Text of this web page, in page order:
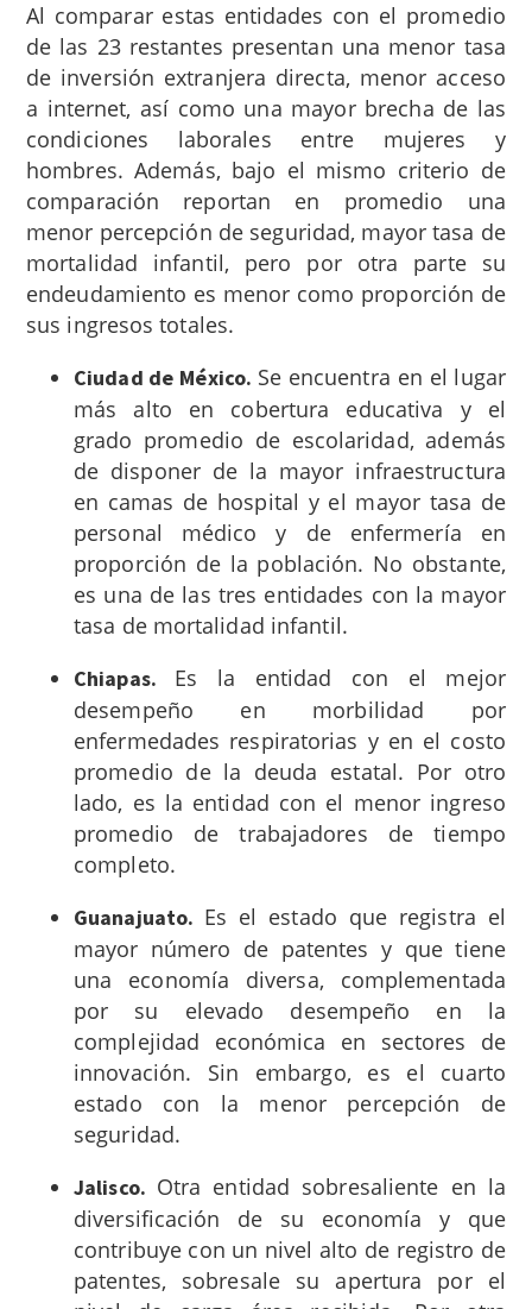
Al comparar estas entidades con el promedio
de las 23 restantes presentan una menor tasa
de inversión extranjera directa, menor acceso
a internet, así como una mayor brecha de las
condiciones laborales entre mujeres y
hombres. Además, bajo el mismo criterio de
comparación reportan en promedio una
menor percepción de seguridad, mayor tasa de
mortalidad infantil, pero por otra parte su
endeudamiento es menor como proporción de
sus ingresos totales.
Ciudad de México. Se encuentra en el lugar
más alto en cobertura educativa y el
grado promedio de escolaridad, además
de disponer de la mayor infraestructura
en camas de hospital y el mayor tasa de
personal médico y de enfermería en
proporción de la población. No obstante,
es una de las tres entidades con la mayor
tasa de mortalidad infantil.
Chiapas. Es la entidad con el mejor
desempeño en morbilidad por
enfermedades respiratorias y en el costo
promedio de la deuda estatal. Por otro
lado, es la entidad con el menor ingreso
promedio de trabajadores de tiempo
completo.
Guanajuato. Es el estado que registra el
mayor número de patentes y que tiene
una economía diversa, complementada
por su elevado desempeño en la
complejidad económica en sectores de
innovación. Sin embargo, es el cuarto
estado con la menor percepción de
seguridad.
Jalisco. Otra entidad sobresaliente en la
diversificación de su economía y que
contribuye con un nivel alto de registro de
patentes, sobresale su apertura por el